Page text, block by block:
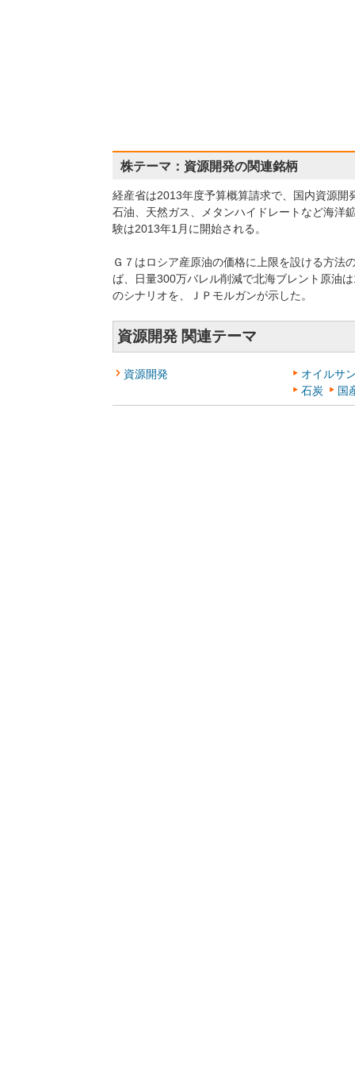
株テーマ：資源開発の関連銘柄
経産省は2013年度予算概算請求で、国内資源
石油、天然ガス、メタンハイドレートなど海洋
験は2013年1月に開始される。
Ｇ７はロシア産原油の価格に上限を設ける方法
ば、日量300万バレル削減で北海ブレント原油
のシナリオを、ＪＰモルガンが示した。
資源開発 関連テーマ
資源開発 オイルサ
石炭
国